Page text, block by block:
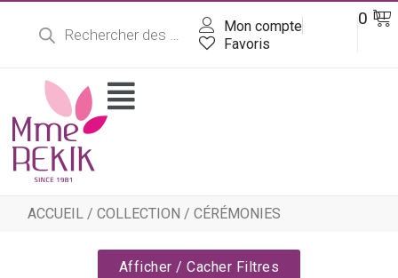
Recherche
produits
Mon compte
Favoris
0 DT
Flyout
Menu
ACCUEIL /COLLECTION / CÉRÉMONIES
Afficher / Cacher Filtres